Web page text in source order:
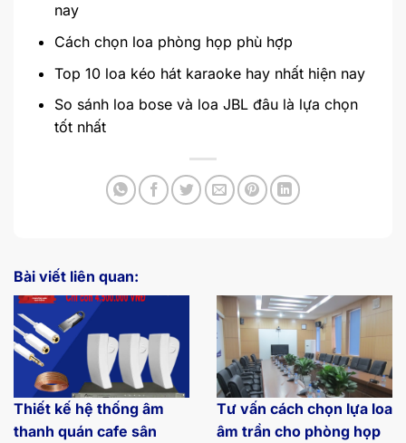
nay
Cách chọn loa phòng họp phù hợp
Top 10 loa kéo hát karaoke hay nhất hiện nay
So sánh loa bose và loa JBL đâu là lựa chọn
tốt nhất
Bài viết liên quan:
Thiết kế hệ thống âm
thanh quán cafe sân
Tư vấn cách chọn lựa loa
âm trần cho phòng họp